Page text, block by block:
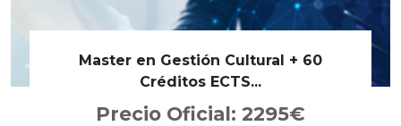
Master en Gestión Cultural + 60
Créditos ECTS...
Precio Oficial: 2295€